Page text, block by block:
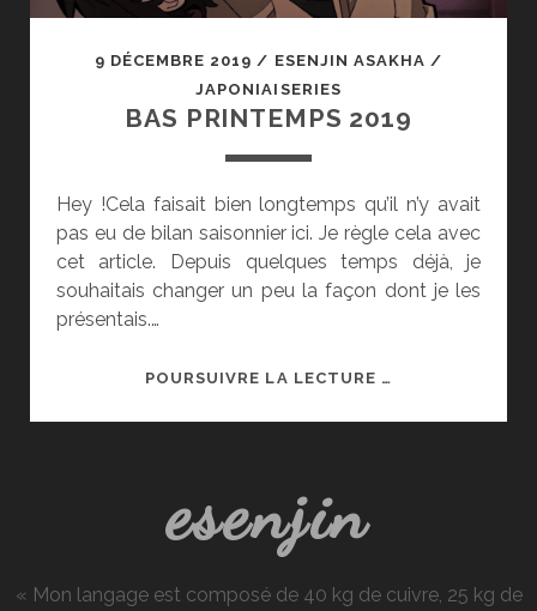
9 DÉCEMBRE 2019 / ESENJIN ASAKHA /
JAPONIAISERIES
BAS PRINTEMPS 2019
Hey !Cela faisait bien longtemps qu’il n’y avait
pas eu de bilan saisonnier ici. Je règle cela avec
cet article. Depuis quelques temps déjà, je
souhaitais changer un peu la façon dont je les
présentais.…
POURSUIVRE LA LECTURE …
esenjin
« Mon langage est composé de 40 kg de cuivre, 25 kg de